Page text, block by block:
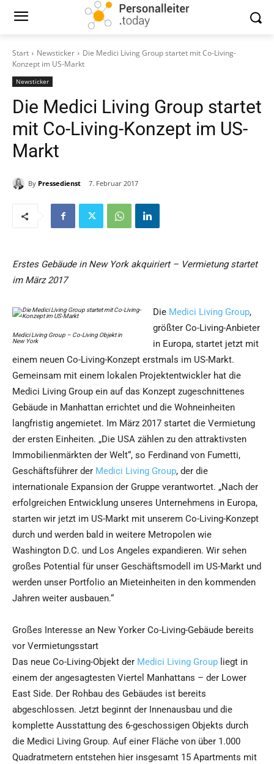
Start Newsticker
Die Medici Living Group startet mit Co-Living-
Konzept im US-Markt
Newsticker
Die Medici Living Group startet
mit Co-Living-Konzept im US-
Markt
By Pressedienst 7. Februar 2017
Erstes Gebäude in New York akquiriert – Vermietung startet
im März 2017
Medici Living Group – Co-Living Objekt in
New York
Die Medici Living Group,
größter Co-Living-Anbieter
in Europa, startet jetzt mit
einem neuen Co-Living-Konzept erstmals im US-Markt.
Gemeinsam mit einem lokalen Projektentwickler hat die
Medici Living Group ein auf das Konzept zugeschnittenes
Gebäude in Manhattan errichtet und die Wohneinheiten
langfristig angemietet. Im März 2017 startet die Vermietung
der ersten Einheiten. „Die USA zählen zu den attraktivsten
Immobilienmärkten der Welt“, so Ferdinand von Fumetti,
Geschäftsführer der Medici Living Group, der die
internationale Expansion der Gruppe verantwortet. „Nach der
erfolgreichen Entwicklung unseres Unternehmens in Europa,
starten wir jetzt im US-Markt mit unserem Co-Living-Konzept
durch und werden bald in weitere Metropolen wie
Washington D.C. und Los Angeles expandieren. Wir sehen
großes Potential für unser Geschäftsmodell im US-Markt und
werden unser Portfolio an Mieteinheiten in den kommenden
Jahren weiter ausbauen.“
Großes Interesse an New Yorker Co-Living-Gebäude bereits
vor Vermietungsstart
Das neue Co-Living-Objekt der Medici Living Group liegt in
einem der angesagtesten Viertel Manhattans – der Lower
East Side. Der Rohbau des Gebäudes ist bereits
abgeschlossen. Jetzt beginnt der Innenausbau und die
komplette Ausstattung des 6-geschossigen Objekts durch
die Medici Living Group. Auf einer Fläche von über 1.000
Quadratmetern entstehen hier insgesamt 15 Apartments mit